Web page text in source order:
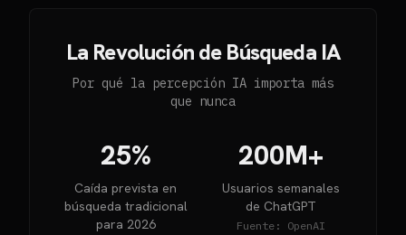
La Revolución de Búsqueda IA
Por qué la percepción IA importa más
que nunca
25%
Caída prevista en
búsqueda tradicional
para 2026
200M+
Usuarios semanales
de ChatGPT
Fuente: OpenAI